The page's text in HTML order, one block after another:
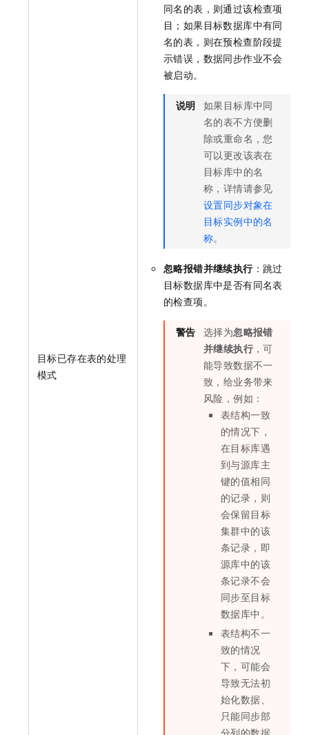
目标已存在表的处理
模式
同名的表，则通过该检查项
目；如果目标数据库中有同
名的表，则在预检查阶段提
示错误，数据同步作业不会
被启动。
说明 如果目标库中同
名的表不方便删
除或重命名，您
可以更改该表在
目标库中的名
称，详情请参见
设置同步对象在
目标实例中的名
称。
忽略报错并继续执行：跳过
目标数据库中是否有同名表
的检查项。
警告 选择为忽略报错
并继续执行 ，可
能导致数据不一
致，给业务带来
风险，例如：
表结构一致
的情况下，
在目标库遇
到与源库主
键的值相同
的记录，则
会保留目标
集群中的该
条记录，即
源库中的该
条记录不会
同步至目标
数据库中。
表结构不一
致的情况
下，可能会
导致无法初
始化数据、
只能同步部
分列的数据